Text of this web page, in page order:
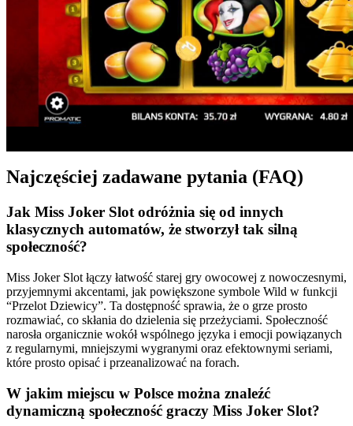
Najczęściej zadawane pytania (FAQ)
Jak Miss Joker Slot odróżnia się od innych
klasycznych automatów, że stworzył tak silną
społeczność?
Miss Joker Slot łączy łatwość starej gry owocowej z nowoczesnymi,
przyjemnymi akcentami, jak powiększone symbole Wild w funkcji
“Przelot Dziewicy”. Ta dostępność sprawia, że o grze prosto
rozmawiać, co skłania do dzielenia się przeżyciami. Społeczność
narosła organicznie wokół wspólnego języka i emocji powiązanych
z regularnymi, mniejszymi wygranymi oraz efektownymi seriami,
które prosto opisać i przeanalizować na forach.
W jakim miejscu w Polsce można znaleźć
dynamiczną społeczność graczy Miss Joker Slot?